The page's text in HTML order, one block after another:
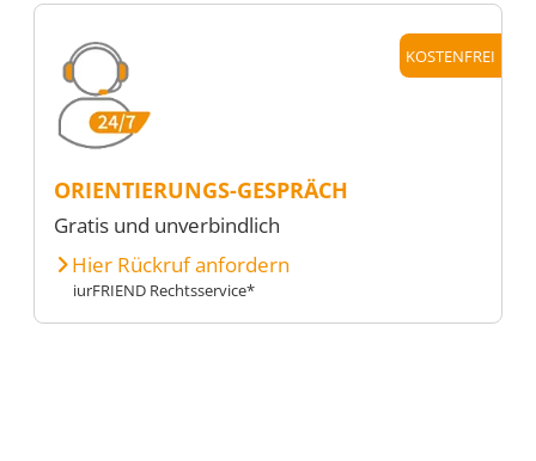
KOSTENFREI
ORIENTIERUNGS-GESPRÄCH
Gratis und unverbindlich
Hier Rückruf anfordern
iurFRIEND Rechtsservice*